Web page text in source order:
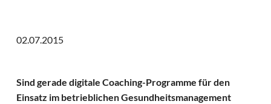
02.07.2015
Sind gerade digitale Coaching-Programme für den
Einsatz im betrieblichen Gesundheitsmanagement